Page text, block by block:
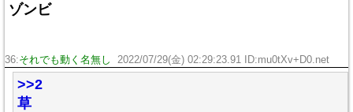
ゾンビ
36:それでも動く名無し 2022/07/29(金) 02:29:23.91 ID:mu0tXv+D0.net
>>2
草